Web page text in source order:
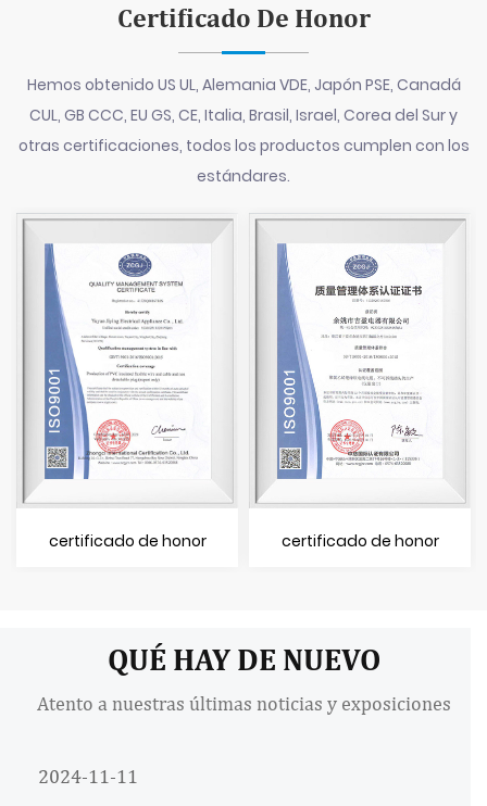
Certificado De Honor
Hemos obtenido US UL, Alemania VDE, Japón PSE, Canadá
CUL, GB CCC, EU GS, CE, Italia, Brasil, Israel, Corea del Sur y
otras certificaciones, todos los productos cumplen con los
estándares.
certificado de honor certificado de honor
QUÉ HAY DE NUEVO
Atento a nuestras últimas noticias y exposiciones
2024-11-11